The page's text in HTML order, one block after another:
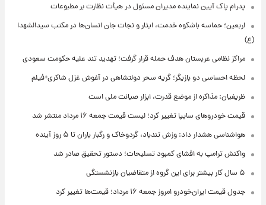
پدرام پاک آیین نماینده مدیران مسئول در هیأت نظارت بر مطبوعات
اربعین؛ حماسه باشکوه خدمت، ایثار و نجات جان انسان‌ها در مکتب سیدالشهدا
(ع)
مراکز نظامی عربستان هدف حمله قرار گرفت؛ تهدید تند علیه حکومت سعودی
لحظه احساسی دو بازیگر؛ گریه سحر دولتشاهی در آغوش غزل شاکری+فیلم
ظریفیان: مذاکره از موضع قدرت، ابزار صیانت ملی است
قیمت خودروهای سایپا تغییر کرد؛ لیست قیمت جمعه ۱۶ مرداد منتشر شد
هواشناسی هشدار داد: وزش تندباد، گردوخاک و رگبار باران تا ۵ روز آینده
واکنش ترامپ به افشای کمبود تسلیحات؛ دستور تحقیق صادر شد
۵ سال کار بیشتر برای این گروه از متقاضیان بازنشستگی
جدول قیمت ایران‌خودرو امروز جمعه ۱۶ مرداد؛ قیمت‌ها تغییر کرد